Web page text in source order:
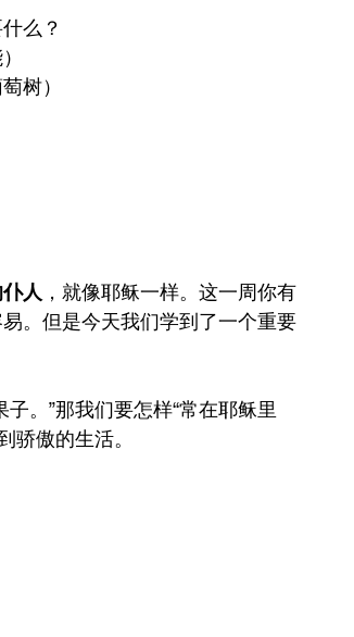
么？
树）
人 ，就像耶稣一样。这一周你有
。但是今天我们学到了一个重要
。”那我们要怎样“常在耶稣里
骄傲的生活。